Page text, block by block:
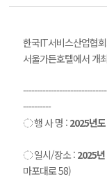
한국IT서비스산업협
서울가든호텔에서 개
----------
◌ 행 사 명 : 2025년
◌ 일시/장소 : 2025
마포대로 58)